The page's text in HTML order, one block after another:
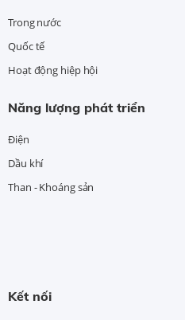
Trong nước
Quốc tế
Hoạt động hiệp hội
Năng lượng phát triển
Điện
Dầu khí
Than - Khoáng sản
Kết nối